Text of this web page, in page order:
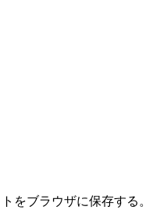
をブラウザに保存する。